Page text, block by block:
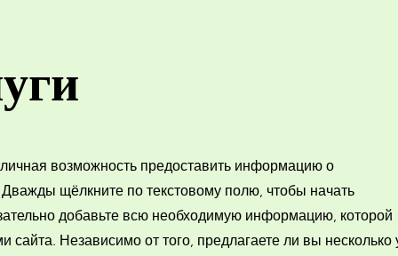
возможность предоставить информацию о
щёлкните по текстовому полю, чтобы начать
добавьте всю необходимую информацию, которой
сайта. Независимо от того, предлагаете ли вы несколько